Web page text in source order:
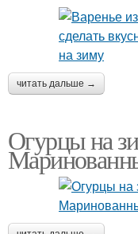
читать дальше →
Огурцы на